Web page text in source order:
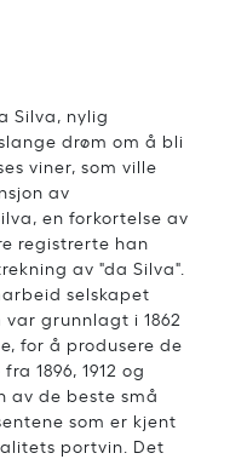
Silva, nylig
drøm om å bli
viner, som ville
av
en forkortelse av
registrerte han
av "da Silva".
selskapet
var grunnlagt i 1862
for å produsere de
1896, 1912 og
av de beste små
som er kjent
portvin. Det